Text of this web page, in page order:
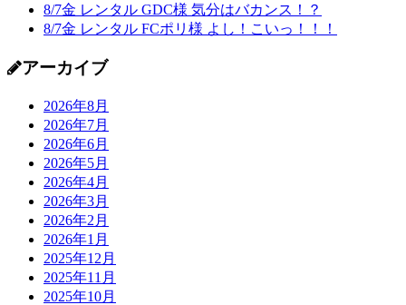
8/7金 レンタル GDC様 気分はバカンス！？
8/7金 レンタル FCポリ様 よし！こいっ！！！
アーカイブ
2026年8月
2026年7月
2026年6月
2026年5月
2026年4月
2026年3月
2026年2月
2026年1月
2025年12月
2025年11月
2025年10月